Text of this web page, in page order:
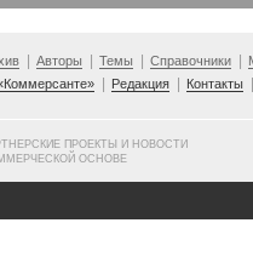
Авторы Темы Справочники
Редакция Контакты
ПРОЕКТЫ И НОВОСТИ
ОСНОВЕ